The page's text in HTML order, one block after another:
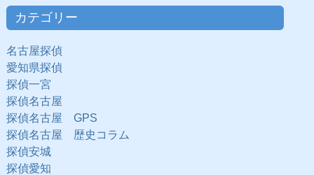
カテゴリー
名古屋探偵
愛知県探偵
探偵一宮
探偵名古屋
探偵名古屋 GPS
探偵名古屋 歴史コラム
探偵安城
探偵愛知